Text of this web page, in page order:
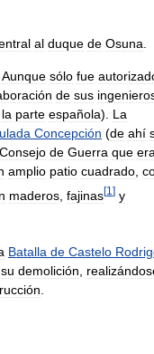
al duque de Osuna
Aunque sólo fue
de sus
la parte española). La
Concepción (de ahí
Consejo de Guerra que era
amplio patio cuadrado
maderos fajinas[1 ] y
Batalla de Castelo
su demolición,
.